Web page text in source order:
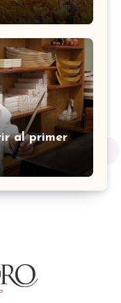
al primer